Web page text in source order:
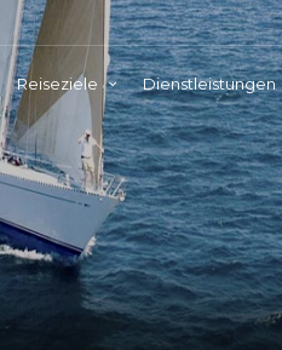
Reiseziele Dienstleistungen